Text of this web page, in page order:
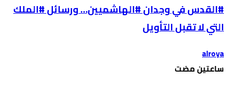
#القدس في وجدان #الهاشميين… ورسائل #الملك
التي لا تقبل التأويل
alroya
‫‫‫‏‫ساعتين مضت‬